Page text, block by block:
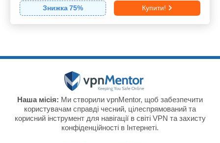
Знижка75% Купити!
Наша місія: Ми створили vpnMentor, щоб забезпечити
користувачам справді чесний, цілеспрямований та
корисний інструмент для навігації в світі VPN та захисту
конфіденційності в Інтернеті.